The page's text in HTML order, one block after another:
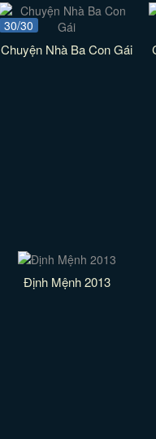
30/30
Chuyện Nhà Ba Con Gái
Định Mệnh 2013